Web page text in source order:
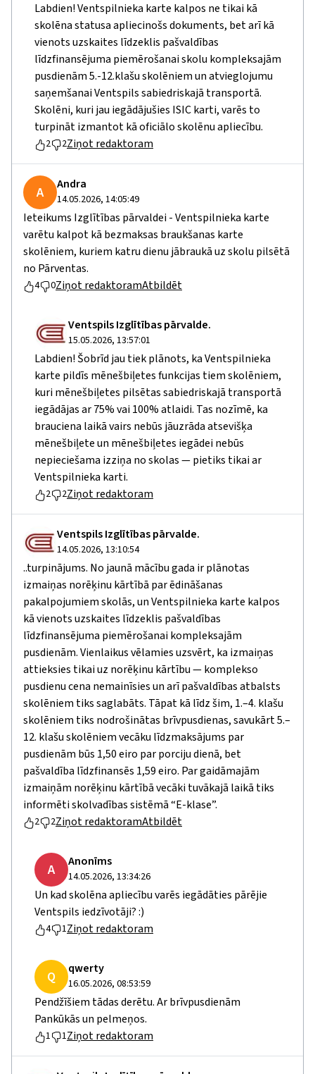
Labdien! Ventspilnieka karte kalpos ne tikai kā
skolēna statusa apliecinošs dokuments, bet arī kā
vienots uzskaites līdzeklis pašvaldības
līdzfinansējuma piemērošanai skolu kompleksajām
pusdienām 5.-12.klašu skolēniem un atvieglojumu
saņemšanai Ventspils sabiedriskajā transportā.
Skolēni, kuri jau iegādājušies ISIC karti, varēs to
turpināt izmantot kā oficiālo skolēnu apliecību.
2 2Ziņot redaktoram
A Andra
14.05.2026, 14:05:49
Ieteikums Izglītības pārvaldei - Ventspilnieka karte
varētu kalpot kā bezmaksas braukšanas karte
skolēniem, kuriem katru dienu jābraukā uz skolu pilsētā
no Pārventas.
4 0Ziņot redaktoramAtbildēt
Ventspils Izglītības pārvalde.
15.05.2026, 13:57:01
Labdien! Šobrīd jau tiek plānots, ka Ventspilnieka
karte pildīs mēnešbiļetes funkcijas tiem skolēniem,
kuri mēnešbiļetes pilsētas sabiedriskajā transportā
iegādājas ar 75% vai 100% atlaidi. Tas nozīmē, ka
brauciena laikā vairs nebūs jāuzrāda atsevišķa
mēnešbiļete un mēnešbiļetes iegādei nebūs
nepieciešama izziņa no skolas — pietiks tikai ar
Ventspilnieka karti.
2 2Ziņot redaktoram
Ventspils Izglītības pārvalde.
14.05.2026, 13:10:54
..turpinājums. No jaunā mācību gada ir plānotas
izmaiņas norēķinu kārtībā par ēdināšanas
pakalpojumiem skolās, un Ventspilnieka karte kalpos
kā vienots uzskaites līdzeklis pašvaldības
līdzfinansējuma piemērošanai kompleksajām
pusdienām. Vienlaikus vēlamies uzsvērt, ka izmaiņas
attieksies tikai uz norēķinu kārtību — komplekso
pusdienu cena nemainīsies un arī pašvaldības atbalsts
skolēniem tiks saglabāts. Tāpat kā līdz šim, 1.–4. klašu
skolēniem tiks nodrošinātas brīvpusdienas, savukārt 5.–
12. klašu skolēniem vecāku līdzmaksājums par
pusdienām būs 1,50 eiro par porciju dienā, bet
pašvaldība līdzfinansēs 1,59 eiro. Par gaidāmajām
izmaiņām norēķinu kārtībā vecāki tuvākajā laikā tiks
informēti skolvadības sistēmā “E-klase”.
2 2Ziņot redaktoramAtbildēt
A Anonīms
14.05.2026, 13:34:26
Un kad skolēna apliecību varēs iegādāties pārējie
Ventspils iedzīvotāji? :)
4 1Ziņot redaktoram
Q qwerty
16.05.2026, 08:53:59
Pendžīšiem tādas derētu. Ar brīvpusdienām
Pankūkās un pelmeņos.
1 1Ziņot redaktoram